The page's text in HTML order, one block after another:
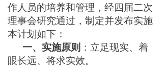
作人员的培养和管理，经四届二次
理事会研究通过，制定并发布实施
本计划如下：
一、实施原则 ：立足现实、着
眼长远、将求实效。